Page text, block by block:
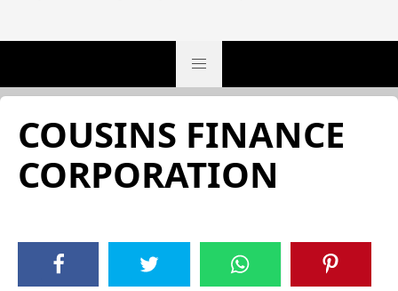
COUSINS FINANCE
CORPORATION